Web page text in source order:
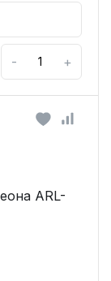
- +
ARL-